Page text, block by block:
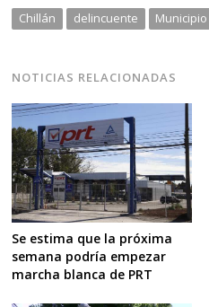
Chillán delincuente Municipio
NOTICIAS RELACIONADAS
Se estima que la próxima
semana podría empezar
marcha blanca de PRT